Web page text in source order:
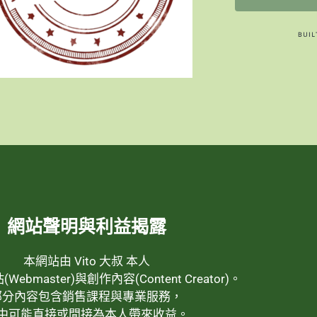
網站聲明與利益揭露
本網站由 Vito 大叔 本人
(Webmaster)與創作內容(Content Creator)。
內容包含銷售課程與專業服務，